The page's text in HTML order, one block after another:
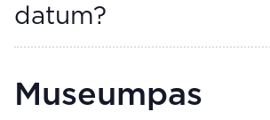
datum?
Museumpas